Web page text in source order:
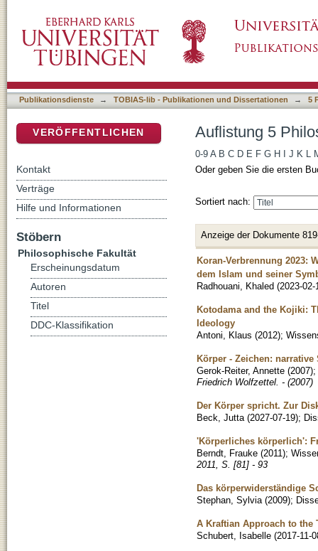
Publikationsdienste → TOBIAS-lib - Publikationen und Dissertationen → 5
Auflistung 5
0-9 A B C D E F G H J K L
Oder geben Sie die ersten
Sortiert nach:
Anzeige der Dokumente
Koran-Verbrennung 2023:
dem Islam und seiner
Radhouani, Khaled (2023-02-
Kotodama and the Kojiki:
Ideology
Antoni, Klaus (2012);
Körper - Zeichen:
Gerok-Reiter, Annette (2007);
Friedrich Wolfzettel. - (2007)
Der Körper spricht. Zur
Beck, Jutta (2027-07-19);
'Körperliches körperlich':
Berndt, Frauke (2011);
2011, S. [81] - 93
Das körperwiderständige
Stephan, Sylvia (2009);
A Kraftian Approach to
Schubert, Isabelle (2017-11-
VERÖFFENTLICHEN
Kontakt
Verträge
Hilfe und Informationen
Stöbern
Philosophische Fakultät
Erscheinungsdatum
Autoren
Titel
DDC-Klassifikation